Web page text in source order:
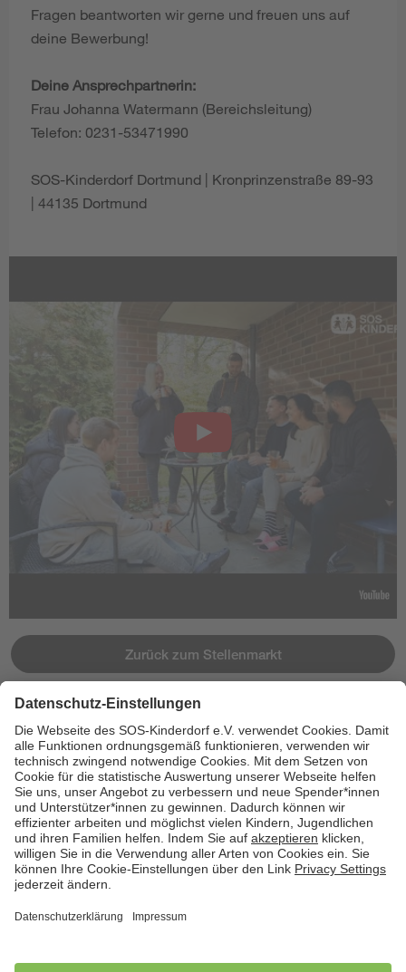
Fragen beantworten wir gerne und freuen uns auf
deine Bewerbung!
Deine Ansprechpartnerin:
Frau Johanna Watermann (Bereichsleitung)
Telefon: 0231-53471990
SOS-Kinderdorf Dortmund | Kronprinzenstraße 89-93
| 44135 Dortmund
Zurück zum Stellenmarkt
Jetzt bewerben